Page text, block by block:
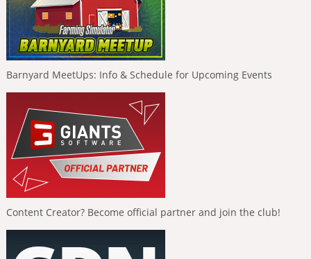
Barnyard MeetUps: Info & Schedule for Upcoming Events
Content Creator? Become official partner and join the club!